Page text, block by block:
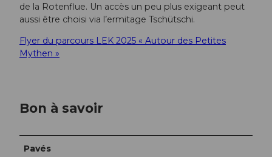
de la Rotenflue. Un accès un peu plus exigeant peut
aussi être choisi via l’ermitage Tschütschi.
Flyer du parcours LEK 2025 « Autour des Petites
Mythen »
Bon à savoir
Pavés